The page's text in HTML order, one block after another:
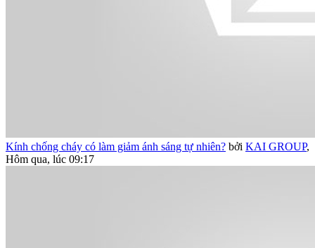
Kính chống cháy có làm giảm ánh sáng tự nhiên? bởi KAI GROUP,
Hôm qua, lúc 09:17